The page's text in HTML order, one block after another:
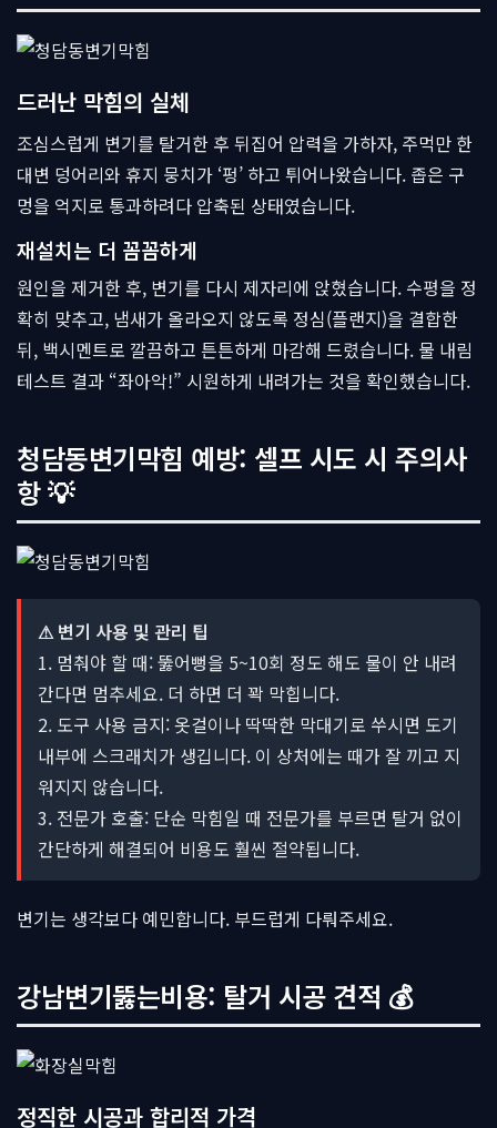
드러난 막힘의 실체
조심스럽게 변기를 탈거한 후 뒤집어 압력을 가하자, 주먹만 한
대변 덩어리와 휴지 뭉치가 ‘펑’ 하고 튀어나왔습니다. 좁은 구
멍을 억지로 통과하려다 압축된 상태였습니다.
재설치는 더 꼼꼼하게
원인을 제거한 후, 변기를 다시 제자리에 앉혔습니다. 수평을 정
확히 맞추고, 냄새가 올라오지 않도록 정심(플랜지)을 결합한
뒤, 백시멘트로 깔끔하고 튼튼하게 마감해 드렸습니다. 물 내림
테스트 결과 “좌아악!” 시원하게 내려가는 것을 확인했습니다.
청담동변기막힘 예방: 셀프 시도 시 주의사
항 💡
⚠ 변기 사용 및 관리 팁
1. 멈춰야 할 때: 뚫어뻥을 5~10회 정도 해도 물이 안 내려
간다면 멈추세요. 더 하면 더 꽉 막힙니다.
2. 도구 사용 금지: 옷걸이나 딱딱한 막대기로 쑤시면 도기
내부에 스크래치가 생깁니다. 이 상처에는 때가 잘 끼고 지
워지지 않습니다.
3. 전문가 호출: 단순 막힘일 때 전문가를 부르면 탈거 없이
간단하게 해결되어 비용도 훨씬 절약됩니다.
변기는 생각보다 예민합니다. 부드럽게 다뤄주세요.
강남변기뚫는비용: 탈거 시공 견적 💰
정직한 시공과 합리적 가격